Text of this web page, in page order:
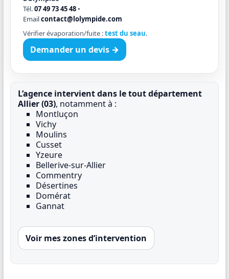
Tél.07 49 73 45 48•
Emailcontact@lolympide.com
Vérifier évaporation/fuite :test du seau.
Demander un devis →
L’agence intervient dans le tout département
Allier (03), notamment à :
Montluçon
Vichy
Moulins
Cusset
Yzeure
Bellerive-sur-Allier
Commentry
Désertines
Domérat
Gannat
Voir mes zones d’intervention